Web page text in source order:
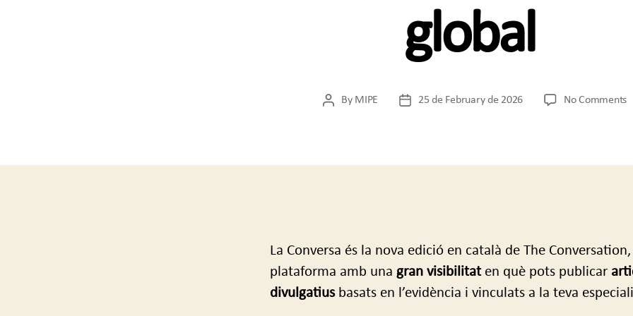
global
PostBy MIPE
Post25 de February de 2026 No Commentson
La Conversa és la nova edició en català de The
plataforma amb una gran visibilitaten què pots publicar
divulgatiusbasats en l’evidència i vinculats a la teva